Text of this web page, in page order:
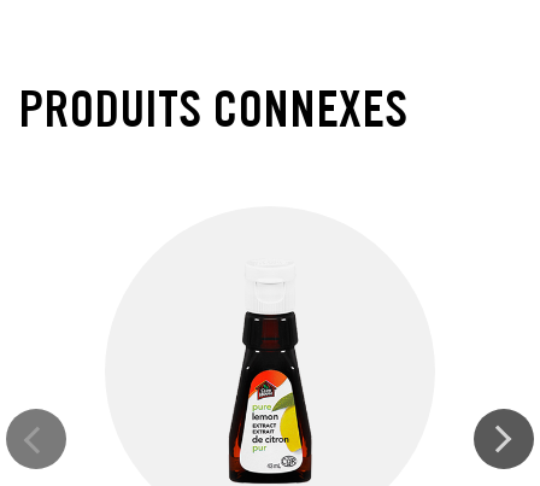
PRODUITS CONNEXES